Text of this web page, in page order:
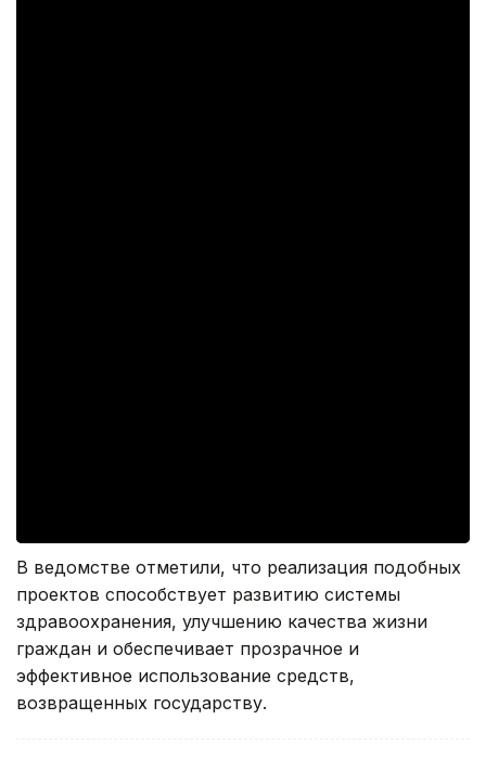
В ведомстве отметили, что реализация подобных
проектов способствует развитию системы
здравоохранения, улучшению качества жизни
граждан и обеспечивает прозрачное и
эффективное использование средств,
возвращенных государству.